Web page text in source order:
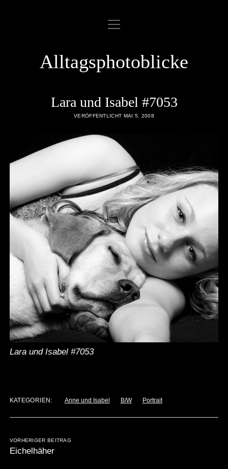
ABOUT
DATENSCHUTZERKLÄRUNG
IMPRESSUM
LINKLIST
SAMPLE PAGE
twitterrss emailflickr
Menü
öffnen
Alltagsphotoblicke
Lara und Isabel #7053
VERÖFFENTLICHT MAI 5, 2008
Lara und Isabel #7053
KATEGORIEN: Anne und Isabel B/W Portrait
VORHERIGER BEITRAG
Eichelhäher